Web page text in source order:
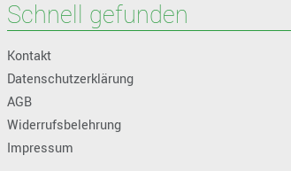
Schnell gefunden
Kontakt
Datenschutzerklärung
AGB
Widerrufsbelehrung
Impressum